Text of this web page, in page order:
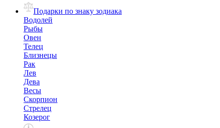
Подарки по знаку зодиака
Водолей
Рыбы
Овен
Телец
Близнецы
Рак
Лев
Дева
Весы
Скорпион
Стрелец
Козерог